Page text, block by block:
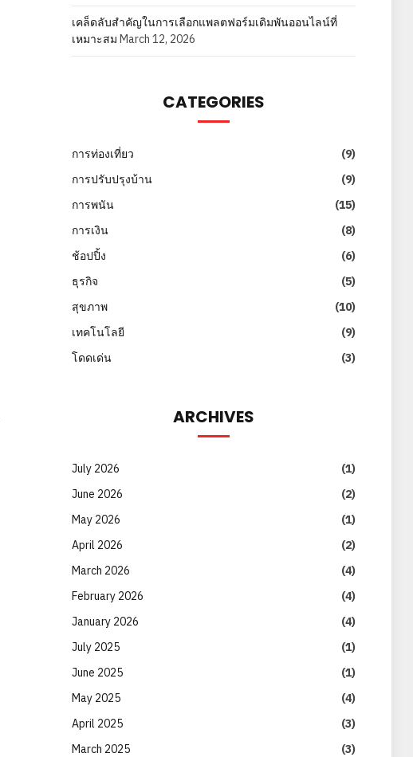
เคล็ดลับสำคัญในการเลือกแพลตฟอร์มเดิมพันออนไลน์ที่
เหมาะสม March 12, 2026
CATEGORIES
การท่องเที่ยว
(9)
การปรับปรุงบ้าน
(9)
การพนัน
(15)
การเงิน
(8)
ช้อปปิ้ง
(6)
ธุรกิจ
(5)
สุขภาพ
(10)
เทคโนโลยี
(9)
โดดเด่น
(3)
ARCHIVES
July 2026
(1)
June 2026
(2)
May 2026
(1)
April 2026
(2)
March 2026
(4)
February 2026
(4)
January 2026
(4)
July 2025
(1)
June 2025
(1)
May 2025
(4)
April 2025
(3)
March 2025
(3)